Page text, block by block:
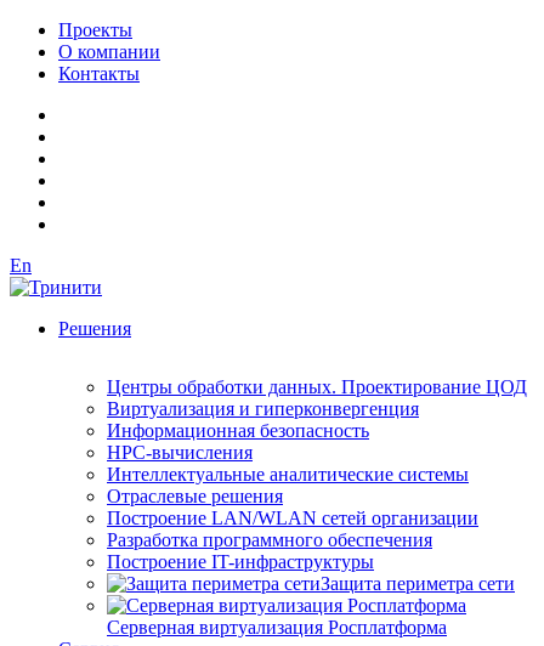
Проекты
О компании
Контакты
En
Решения
Центры обработки данных. Проектирование ЦОД
Виртуализация и гиперконвергенция
Информационная безопасность
HPC-вычисления
Интеллектуальные аналитические системы
Отраслевые решения
Построение LAN/WLAN сетей организации
Разработка программного обеспечения
Построение IT-инфраструктуры
Защита периметра сети
Серверная виртуализация Росплатформа